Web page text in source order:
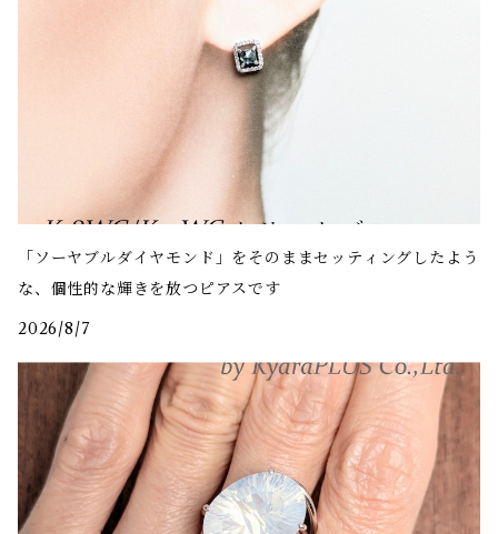
「ソーヤブルダイヤモンド」をそのままセッティングしたよう
な、個性的な輝きを放つピアスです
2026/8/7